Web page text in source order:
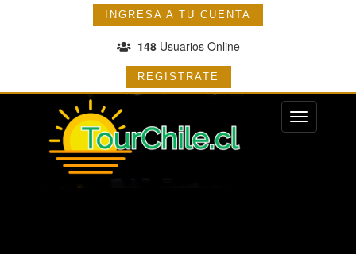
INGRESA A TU CUENTA
148Usuarios Online
REGISTRATE
Menu